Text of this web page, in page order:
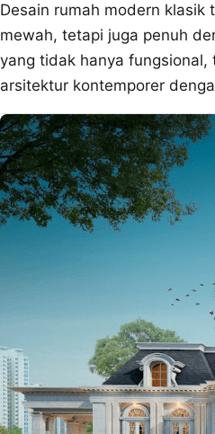
Desain rumah modern klasik
mewah, tetapi juga penuh
yang tidak hanya fungsional,
arsitektur kontemporer